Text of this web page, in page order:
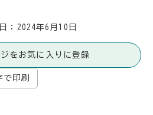
： 2024年6月10日
をお気に入りに登録
で印刷